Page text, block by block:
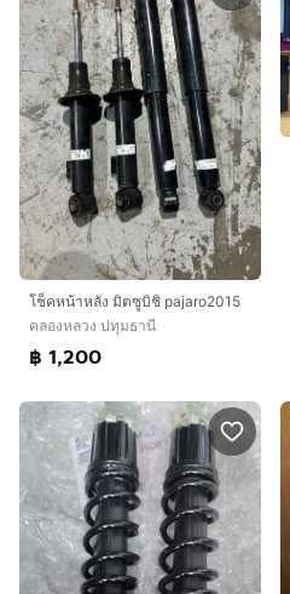
โช็คหน้าหลัง มิตซูบิชิ pajaro2015
คลองหลวง ปทุมธานี
฿ 1,200